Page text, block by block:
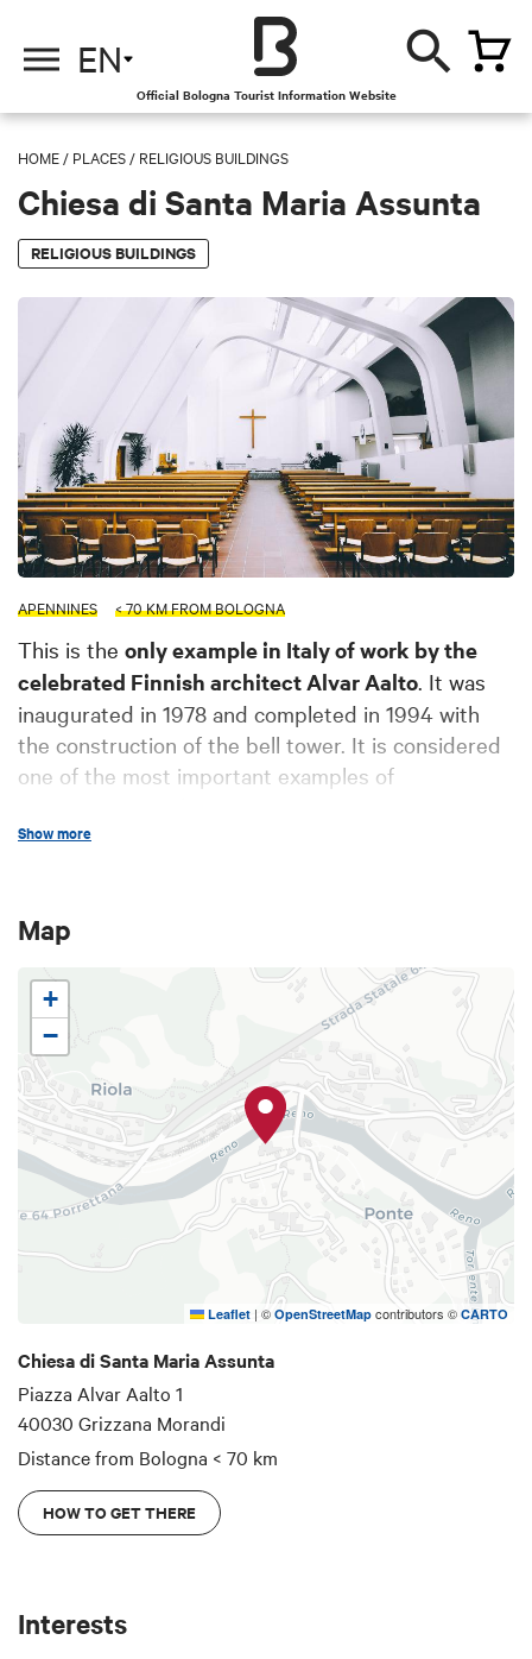
EN
Official Bologna Tourist Information Website
HOME / PLACES / RELIGIOUS BUILDINGS
Chiesa di Santa Maria Assunta
RELIGIOUS BUILDINGS
APENNINES < 70 KM FROM BOLOGNA
This is the only example in Italy of work by the
celebrated Finnish architect Alvar Aalto . It was
inaugurated in 1978 and completed in 1994 with
the construction of the bell tower. It is considered
one of the most important examples of
The asymmetric ceiling conveys the light inwards
penned both the structure and the interior design
and furnishings.
Photo credits: Søren Thuesen
Show more
Map
+
−
Leaflet | © OpenStreetMap contributors © CARTO
Chiesa di Santa Maria Assunta
Piazza Alvar Aalto 1
40030 Grizzana Morandi
Distance from Bologna < 70 km
HOW TO GET THERE
Interests